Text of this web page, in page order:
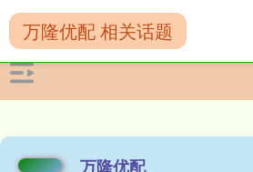
万隆优配
万隆优配 相关话题